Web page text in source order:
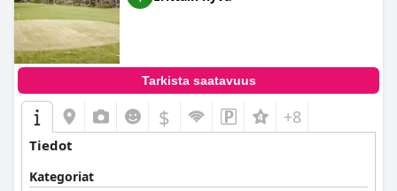
Tarkista saatavuus
$ +8
Tiedot
Kategoriat